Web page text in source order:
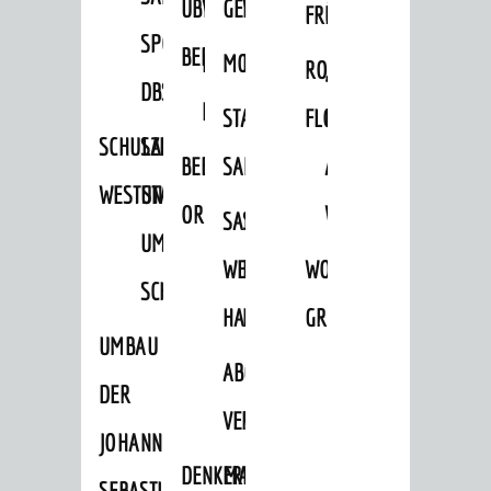
SPORTHALLE
DBS
SCHULZENTRUM
WESTSTADT
SANIERUNG-
UND
UMBAUMASSNAHME S
CHLOSS
UMBAU
DER
JOHANN-
ÜBER
BEBAUUNGSPLÄNE
VERFAHREN
BEBAUUNGSPLÄNE
KERNSTADT
BEBAUUNGSPLÄNE
ORTSTEILE
EINZELHANDELSKONZEPT
MOBILFUNKKONZEPT
LÄRMAKTIONSPLAN
STADTERNEUERUNG/-
SANIERUNG
SANIERUNG
WESTLICH
HAUPTBAHNHOF
SANIERUNGSGEBIET
HILDEBRANDSCHE
MÜHLE
ABGESCHLOSSENE
VERFAHREN
DENKMALSCHUTZ
ERHALTUNGSSATZUNGEN
FRÜHLING
HERBST
RODENSTEINER
FLOHMARKT
„WOINEM
LIVE“
AM
WINDECKPLATZ
WOCHENMARKT
GROOVE